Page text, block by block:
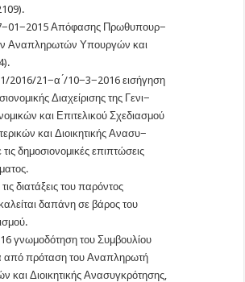
Απόφασης Πρωθυπουρ−
Αναπληρωτών Υπουργών και
1/2016/21−α ́/10−3−2016 εισήγηση
Διαχείρισης της Γενι−
και Επιτελικού Σχεδιασμού
και Διοικητικής Ανασυ−
δημοσιονομικές επιπτώσεις
διατάξεις του παρόντος
δαπάνη σε βάρος του
γνωμοδότηση του Συμβουλίου
από πρόταση του Αναπληρωτή
και Διοικητικής Ανασυγκρότησης,